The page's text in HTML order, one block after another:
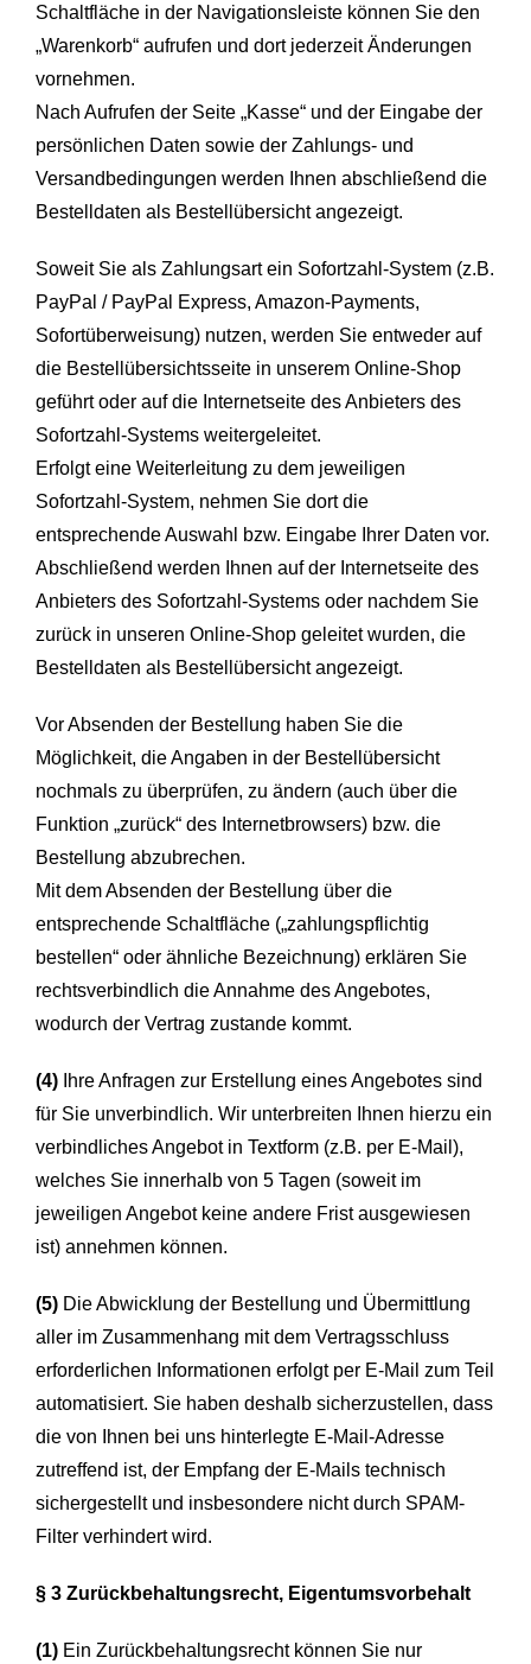
Schaltfläche in der Navigationsleiste können Sie den
„Warenkorb“ aufrufen und dort jederzeit Änderungen
vornehmen.
Nach Aufrufen der Seite „Kasse“ und der Eingabe der
persönlichen Daten sowie der Zahlungs- und
Versandbedingungen werden Ihnen abschließend die
Bestelldaten als Bestellübersicht angezeigt.
Soweit Sie als Zahlungsart ein Sofortzahl-System (z.B.
PayPal / PayPal Express, Amazon-Payments,
Sofortüberweisung) nutzen, werden Sie entweder auf
die Bestellübersichtsseite in unserem Online-Shop
geführt oder auf die Internetseite des Anbieters des
Sofortzahl-Systems weitergeleitet.
Erfolgt eine Weiterleitung zu dem jeweiligen
Sofortzahl-System, nehmen Sie dort die
entsprechende Auswahl bzw. Eingabe Ihrer Daten vor.
Abschließend werden Ihnen auf der Internetseite des
Anbieters des Sofortzahl-Systems oder nachdem Sie
zurück in unseren Online-Shop geleitet wurden, die
Bestelldaten als Bestellübersicht angezeigt.
Vor Absenden der Bestellung haben Sie die
Möglichkeit, die Angaben in der Bestellübersicht
nochmals zu überprüfen, zu ändern (auch über die
Funktion „zurück“ des Internetbrowsers) bzw. die
Bestellung abzubrechen.
Mit dem Absenden der Bestellung über die
entsprechende Schaltfläche („zahlungspflichtig
bestellen“ oder ähnliche Bezeichnung) erklären Sie
rechtsverbindlich die Annahme des Angebotes,
wodurch der Vertrag zustande kommt.
(4)Ihre Anfragen zur Erstellung eines Angebotes sind
für Sie unverbindlich. Wir unterbreiten Ihnen hierzu ein
verbindliches Angebot in Textform (z.B. per E-Mail),
welches Sie innerhalb von 5 Tagen (soweit im
jeweiligen Angebot keine andere Frist ausgewiesen
ist) annehmen können.
(5)Die Abwicklung der Bestellung und Übermittlung
aller im Zusammenhang mit dem Vertragsschluss
erforderlichen Informationen erfolgt per E-Mail zum Teil
automatisiert. Sie haben deshalb sicherzustellen, dass
die von Ihnen bei uns hinterlegte E-Mail-Adresse
zutreffend ist, der Empfang der E-Mails technisch
sichergestellt und insbesondere nicht durch SPAM-
Filter verhindert wird.
§ 3 Zurückbehaltungsrecht, Eigentumsvorbehalt
(1)Ein Zurückbehaltungsrecht können Sie nur